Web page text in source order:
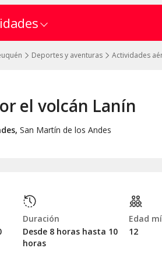
Deportes y aventuras Actividades
el volcán Lanín
, San Martín de los Andes
Duración
Desde 8 horas hasta 10
horas
Edad
12